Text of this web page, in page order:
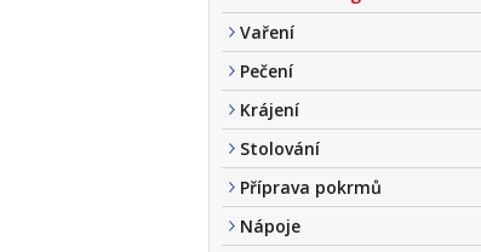
Vaření
Pečení
Krájení
Stolování
Příprava pokrmů
Nápoje